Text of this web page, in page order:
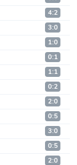
4:2
3:0
1:0
0:1
1:1
0:2
2:0
0:5
3:0
0:5
2:0